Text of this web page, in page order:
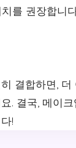
를 권장합
결합하면,
. 결국, 메이
!